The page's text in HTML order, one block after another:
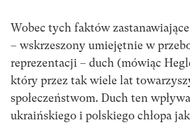
Wobec tych faktów
– wskrzeszony umiejętnie w
reprezentacji – duch (mówiąc
który przez tak wiele lat
społeczeństwom. Duch ten
ukraińskiego i polskiego chłopa